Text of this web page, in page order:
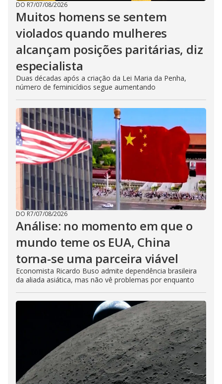
DO R7/07/08/2026
Muitos homens se sentem
violados quando mulheres
alcançam posições paritárias, diz
especialista
Duas décadas após a criação da Lei Maria da Penha,
número de feminicídios segue aumentando
DO R7/07/08/2026
Análise: no momento em que o
mundo teme os EUA, China
torna-se uma parceira viável
Economista Ricardo Buso admite dependência brasileira
da aliada asiática, mas não vê problemas por enquanto